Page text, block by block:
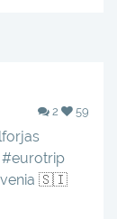
2 59
#eurotrip
🇸🇮